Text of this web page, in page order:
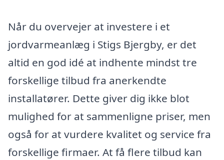
Når du overvejer at investere i et
jordvarmeanlæg i Stigs Bjergby, er det
altid en god idé at indhente mindst tre
forskellige tilbud fra anerkendte
installatører. Dette giver dig ikke blot
mulighed for at sammenligne priser, men
også for at vurdere kvalitet og service fra
forskellige firmaer. At få flere tilbud kan